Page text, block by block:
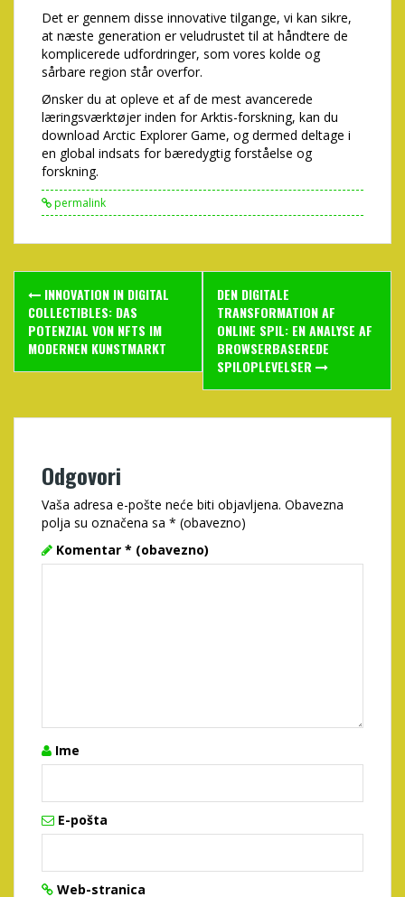
Det er gennem disse innovative tilgange, vi kan sikre,
at næste generation er veludrustet til at håndtere de
komplicerede udfordringer, som vores kolde og
sårbare region står overfor.
Ønsker du at opleve et af de mest avancerede
læringsværktøjer inden for Arktis-forskning, kan du
download Arctic Explorer Game, og dermed deltage i
en global indsats for bæredygtig forståelse og
forskning.
permalink
Post
navigation
INNOVATION IN DIGITAL
COLLECTIBLES: DAS
POTENZIAL VON NFTS IM
MODERNEN KUNSTMARKT
DEN DIGITALE
TRANSFORMATION AF
ONLINE SPIL: EN ANALYSE AF
BROWSERBASEREDE
SPILOPLEVELSER
Odgovori
Vaša adresa e-pošte neće biti objavljena. Obavezna
polja su označena sa * (obavezno)
Komentar * (obavezno)
Ime
E-pošta
Web-stranica